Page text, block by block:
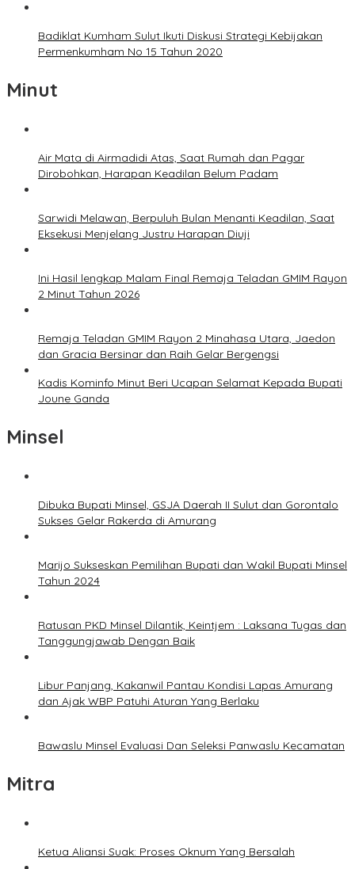
Badiklat Kumham Sulut Ikuti Diskusi Strategi Kebijakan
Permenkumham No 15 Tahun 2020
Minut
Air Mata di Airmadidi Atas, Saat Rumah dan Pagar
Dirobohkan, Harapan Keadilan Belum Padam
Sarwidi Melawan, Berpuluh Bulan Menanti Keadilan, Saat
Eksekusi Menjelang Justru Harapan Diuji
Ini Hasil lengkap Malam Final Remaja Teladan GMIM Rayon
2 Minut Tahun 2026
Remaja Teladan GMIM Rayon 2 Minahasa Utara, Jaedon
dan Gracia Bersinar dan Raih Gelar Bergengsi
Kadis Kominfo Minut Beri Ucapan Selamat Kepada Bupati
Joune Ganda
Minsel
Dibuka Bupati Minsel, GSJA Daerah II Sulut dan Gorontalo
Sukses Gelar Rakerda di Amurang
Marijo Sukseskan Pemilihan Bupati dan Wakil Bupati Minsel
Tahun 2024
Ratusan PKD Minsel Dilantik, Keintjem : Laksana Tugas dan
Tanggungjawab Dengan Baik
Libur Panjang, Kakanwil Pantau Kondisi Lapas Amurang
dan Ajak WBP Patuhi Aturan Yang Berlaku
Bawaslu Minsel Evaluasi Dan Seleksi Panwaslu Kecamatan
Mitra
Ketua Aliansi Suak: Proses Oknum Yang Bersalah